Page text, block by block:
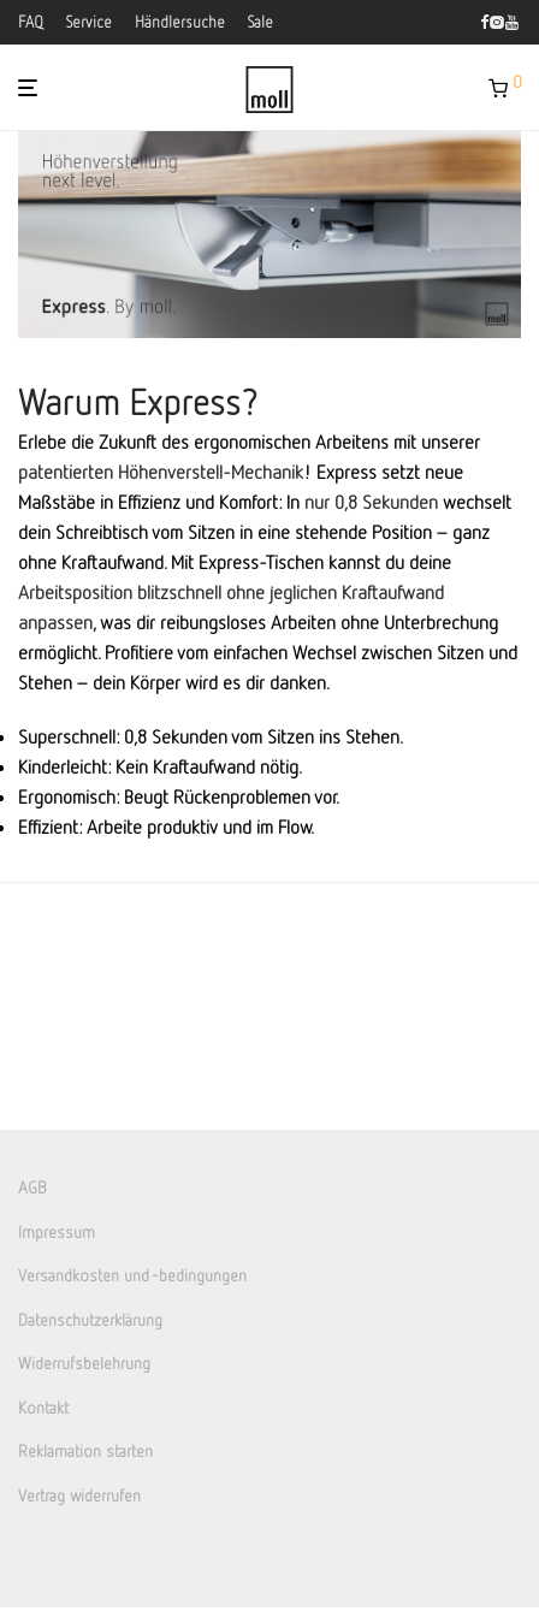
FAQ Service Händlersuche Sale
0
Warum Express?
Erlebe die Zukunft des ergonomischen Arbeitens mit unserer
patentierten Höhenverstell-Mechanik! Express setzt neue
Maßstäbe in Effizienz und Komfort: In nur 0,8 Sekunden wechselt
dein Schreibtisch vom Sitzen in eine stehende Position – ganz
ohne Kraftaufwand. Mit Express-Tischen kannst du deine
Arbeitsposition blitzschnell ohne jeglichen Kraftaufwand
anpassen, was dir reibungsloses Arbeiten ohne Unterbrechung
ermöglicht. Profitiere vom einfachen Wechsel zwischen Sitzen und
Stehen – dein Körper wird es dir danken.
Superschnell: 0,8 Sekunden vom Sitzen ins Stehen.
Kinderleicht: Kein Kraftaufwand nötig.
Ergonomisch: Beugt Rückenproblemen vor.
Effizient: Arbeite produktiv und im Flow.
AGB
Impressum
Versandkosten und -bedingungen
Datenschutzerklärung
Widerrufsbelehrung
Kontakt
Reklamation starten
Vertrag widerrufen